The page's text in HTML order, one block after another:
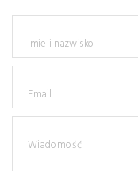
Imie i nazwisko
Email
Wiadomość